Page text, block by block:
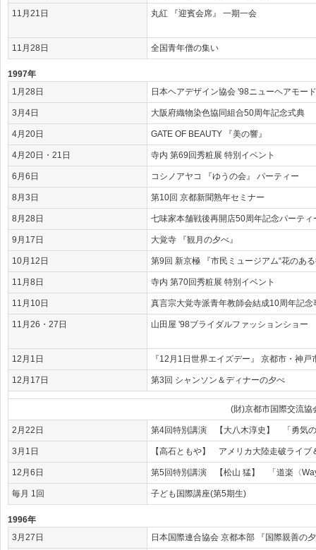
11月21日 丸紅 『迎賓会席』 一期一会
11月28日 全国青年僧の集い
1997年
1月28日
日本ヘアデザイン協会 '98ニューヘアモー
3月4日 大阪府織物染色協同組合50周年記念式典
4月20日 GATE OF BEAUTY 『美の響』
4月20日・21日 寺内 第69回秀粧展 特別イベント
6月6日 コシノアヤコ 『ゆうの会』 パーティー
8月3日 第10回 京都新聞熟年セミナー
8月28日 七味家本舗戦後再開店50周年記念パーティ
9月17日 大覚寺 『観月の夕べ』
10月12日 第9回 新京極 『市民ミュージアム“花のある
11月8日 寺内 第70回秀粧展 特別イベント
11月10日 真言宗大覚寺派青年教師会結成10周年記念
11月26・27日 山田屋 '98ブライダルファッションショー
12月1日 『12月1日世界エイズデー』 京都市・神
12月17日 第3回 シャンソン＆ディナーの夕べ
(財)京都市国際交流
2月22日 第4回特別講演 【大八木淳史】 「勇気
3月1日 【高石ともや】 アメリカ大陸走破ライブ
12月6日 第5回特別講演 【松山 猛】 「道楽〈
毎月 1回 子ども国際講座(第5期生)
1996年
3月27日
日本国際連合協会 京都本部 『国際親善の